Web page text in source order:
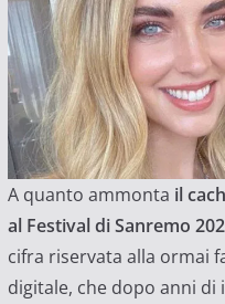
A quanto ammonta il
al Festival di Sanremo
cifra riservata alla ormai
digitale, che dopo anni